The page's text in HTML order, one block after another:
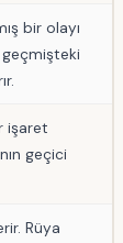
bir olayı
işaret
geçici
Rüya